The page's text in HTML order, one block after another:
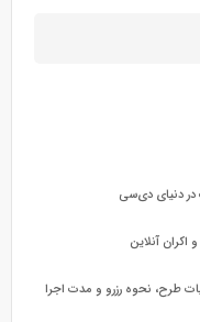
طرح، نحوه رزرو و مدت اجرا